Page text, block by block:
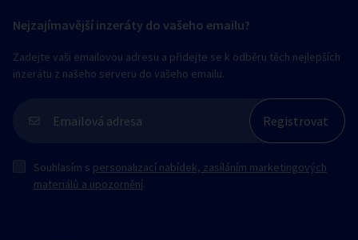
Nejzajímavější inzeráty do vašeho emailu?
Zadejte vaši emailovou adresu a přidejte se k odběru těch nejlepších
inzerátu z našeho serveru do vašeho emailu.
Souhlasím s personalizací nabídek, zasíláním marketingových
materiálů a upozornění.